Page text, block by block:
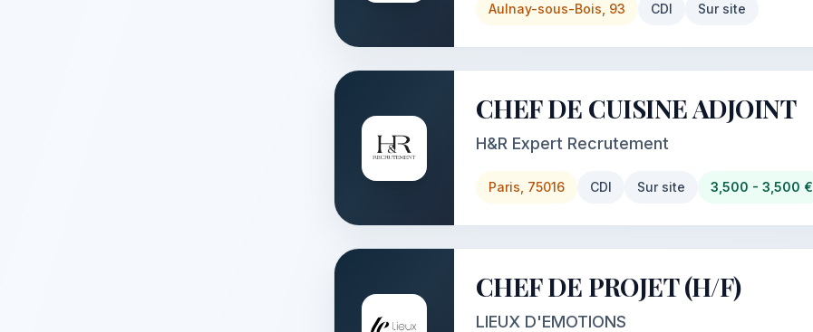
Aulnay-sous-Bois, 93 CDI Sur site
CHEF DE CUISINE ADJOINT
H&R Expert Recrutement
Paris, 75016 CDI Sur site 3,500 - 3,500 €
CHEF DE PROJET (H/F)
LIEUX D'EMOTIONS